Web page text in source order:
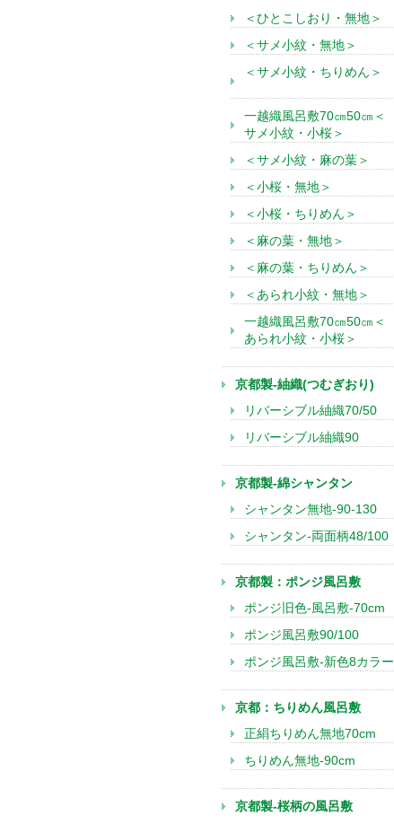
＜ひとこしおり・無地＞
＜サメ小紋・無地＞
＜サメ小紋・ちりめん＞
一越織風呂敷70㎝50㎝＜
サメ小紋・小桜＞
＜サメ小紋・麻の葉＞
＜小桜・無地＞
＜小桜・ちりめん＞
＜麻の葉・無地＞
＜麻の葉・ちりめん＞
＜あられ小紋・無地＞
一越織風呂敷70㎝50㎝＜
あられ小紋・小桜＞
京都製-紬織(つむぎおり)
リバーシブル紬織70/50
リバーシブル紬織90
京都製-綿シャンタン
シャンタン無地-90-130
シャンタン-両面柄48/100
京都製：ポンジ風呂敷
ポンジ旧色-風呂敷-70cm
ポンジ風呂敷90/100
ポンジ風呂敷-新色8カラー
京都：ちりめん風呂敷
正絹ちりめん無地70cm
ちりめん無地-90cm
京都製-桜柄の風呂敷